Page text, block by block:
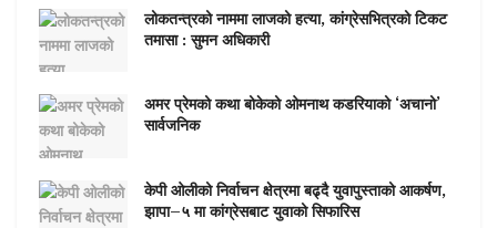
लोकतन्त्रको नाममा लाजको हत्या, कांग्रेसभित्रको टिकट
तमासा : सुमन अधिकारी
अमर प्रेमको कथा बोकेको ओमनाथ कडरियाको ‘अचानो’
सार्वजनिक
केपी ओलीको निर्वाचन क्षेत्रमा बढ्दै युवापुस्ताको आकर्षण,
झापा–५ मा कांग्रेसबाट युवाको सिफारिस